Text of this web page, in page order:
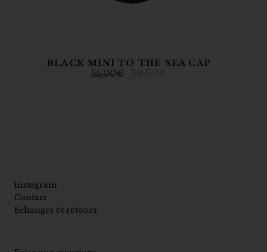
BLACK MINI TO THE SEA CAP
55,00€ 38,50€
Instagram
Contact
Echanges et retours